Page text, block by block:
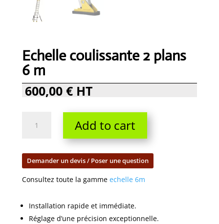
Echelle coulissante 2 plans
6 m
600,00 € HT
coulissante
quantity
Add to cart
Demander un devis / Poser une question
Consultez toute la gamme echelle 6m
Installation rapide et immédiate.
Réglage d’une précision exceptionnelle.